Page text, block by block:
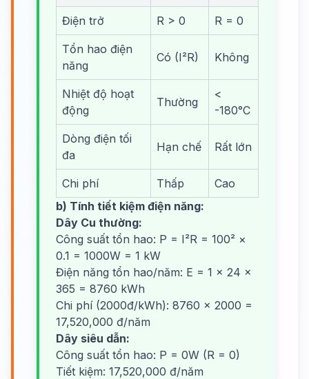
Điện trở R > 0 R = 0
Tổn hao điện
năng
Có (I²R) Không
Nhiệt độ hoạt
động
Thường
<
-180°C
Dòng điện tối
đa
Hạn chế Rất lớn
Chi phí Thấp
Cao
b) Tính tiết kiệm điện năng:
Dây Cu thường:
Công suất tổn hao: P = I²R = 100² ×
0.1 = 1000W = 1 kW
Điện năng tổn hao/năm: E = 1 × 24 ×
365 = 8760 kWh
Chi phí (2000đ/kWh): 8760 × 2000 =
17,520,000 đ/năm
Dây siêu dẫn:
Công suất tổn hao: P = 0W (R = 0)
Tiết kiệm: 17,520,000 đ/năm